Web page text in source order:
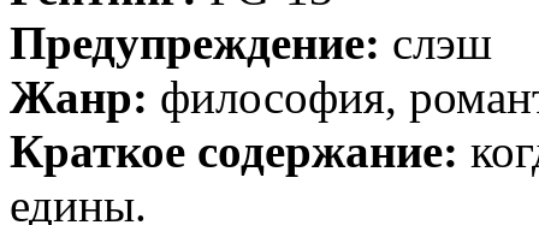
Предупреждение: слэш
Жанр: философия,
Краткое содержание:
едины.